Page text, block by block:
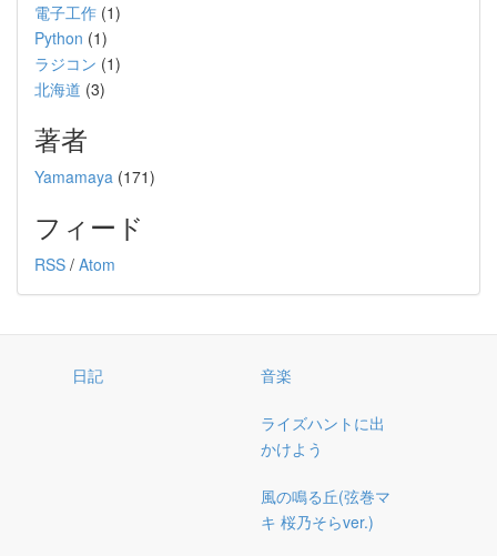
電子工作 (1)
Python (1)
ラジコン (1)
北海道 (3)
著者
Yamamaya (171)
フィード
RSS / Atom
日記 音楽
ライズハントに出
かけよう
風の鳴る丘(弦巻マ
キ 桜乃そらver.)